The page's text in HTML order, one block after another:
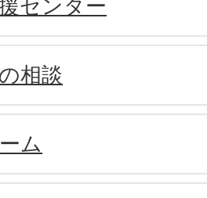
センター
相談
ム